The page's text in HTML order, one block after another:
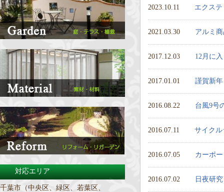
2023.10.11 エクス
2021.03.30 アルミ
2017.12.03 12月に
2017.01.01 謹賀新年
2016.08.22 台風9号
2016.07.11 サイク
2016.07.05 カーポ
2016.07.02 日夜研
対応エリア
千葉市（中央区、緑区、若葉区、